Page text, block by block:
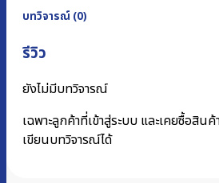
บทวิจารณ์ (0)
รีวิว
ยังไม่มีบทวิจารณ์
เฉพาะลูกค้าที่เข้าสู่ระบบ และเคยซื้อสิ
เขียนบทวิจารณ์ได้